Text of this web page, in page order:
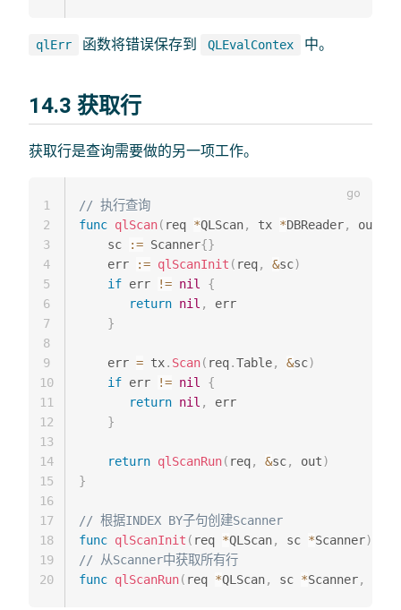
qlErr 函数将错误保存到 QLEvalContex 中。
14.3 获取行
获取行是查询需要做的另一项工作。
// 执行查询
func qlScan( req *QLScan, tx *DBReader, out
    sc
:= Scanner{}
    err
:= qlScanInit ( req, &sc)
if err != nil
{
return nil ,
err
}
    err
= tx. Scan( req.Table, &sc)
if err != nil
{
return nil ,
err
}
return qlScanRun( req, &sc, out)
}
// 根据INDEX BY子句创建Scanner
func qlScanInit ( req *QLScan, sc *Scanner)
// 从Scanner中获取所有行
func qlScanRun( req *QLScan, sc *Scanner,
1
2
3
4
5
6
7
8
9
10
11
12
13
14
15
16
17
18
19
20